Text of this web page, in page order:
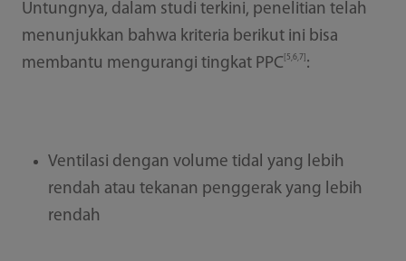
Untungnya, dalam studi terkini, penelitian telah
menunjukkan bahwa kriteria berikut ini bisa
membantu mengurangi tingkat PPC[5,6,7] :
Ventilasi dengan volume tidal yang lebih
rendah atau tekanan penggerak yang lebih
rendah